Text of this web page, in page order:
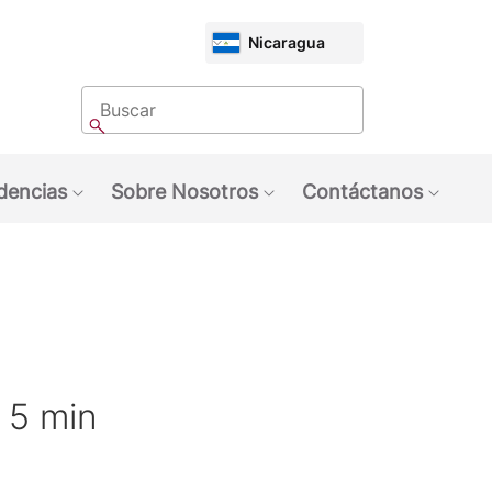
CHOOSE
MARKET
Nicaragua
Buscar
Buscar
Sobre Nosotros
Contáctanos
de preparación
5 min